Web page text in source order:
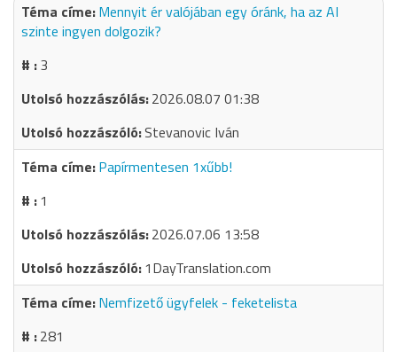
Mennyit ér valójában egy óránk, ha az AI
szinte ingyen dolgozik?
3
2026.08.07 01:38
Stevanovic Iván
Papírmentesen 1xűbb!
1
2026.07.06 13:58
1DayTranslation.com
Nemfizető ügyfelek - feketelista
281